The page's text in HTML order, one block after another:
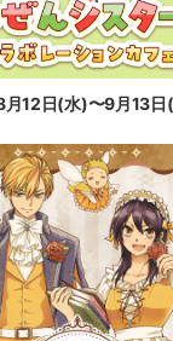
12日(水)〜9月13日